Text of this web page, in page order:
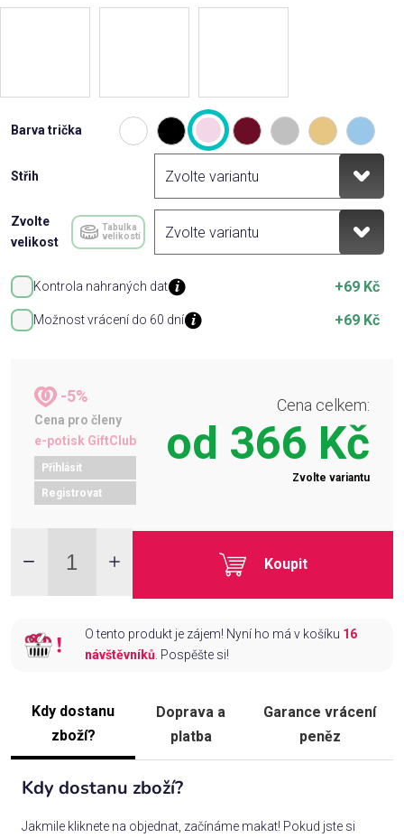
Barva trička
Střih
Zvolte
velikost
Tabulka
velikostí
Kontrola nahraných dat +69 Kč
Možnost vrácení do 60 dní +69 Kč
-5%
Cena pro členy
e-potisk GiftClub
Přihlásit
Registrovat
Cena celkem:
od 366 Kč
Zvolte variantu
Koupit
O tento produkt je zájem! Nyní ho má v košíku 16
návštěvníků. Pospěšte si!
Kdy dostanu
zboží?
Doprava a
platba
Garance vrácení
peněz
Kdy dostanu zboží?
Jakmile kliknete na objednat, začínáme makat! Pokud jste si